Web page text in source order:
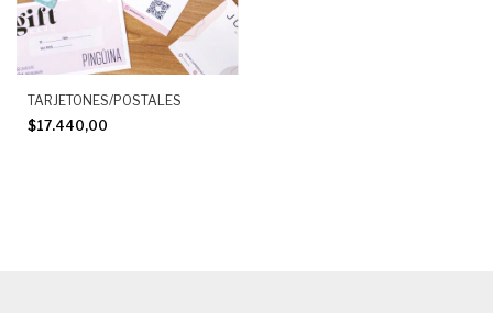
TARJETONES/POSTALES
$17.440,00